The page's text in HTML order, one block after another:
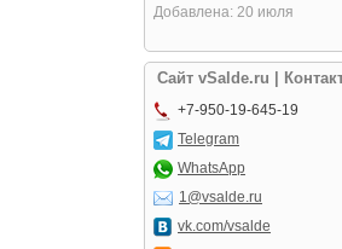
Добавлена: 20 июля
Сайт vSalde.ru |
+7-950-19-645-19
Telegram
WhatsApp
1@vsalde.ru
vk.com/vsalde